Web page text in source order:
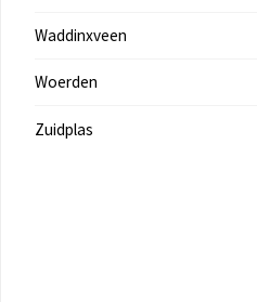
Waddinxveen
Woerden
Zuidplas